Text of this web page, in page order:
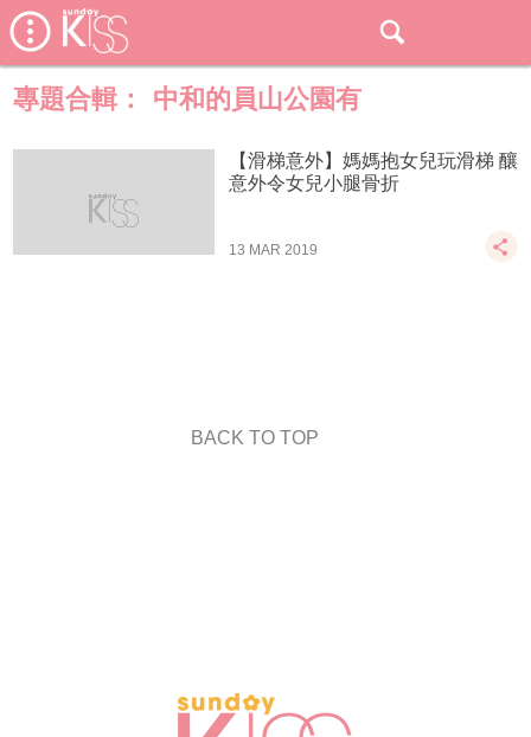
專題合輯： 中和的員山公園有
【滑梯意外】媽媽抱女兒玩滑梯 釀
意外令女兒小腿骨折
13 MAR 2019
BACK TO TOP